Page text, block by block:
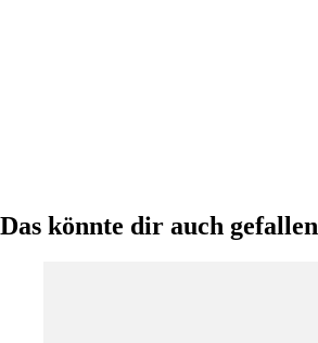
Das könnte dir auch gefallen